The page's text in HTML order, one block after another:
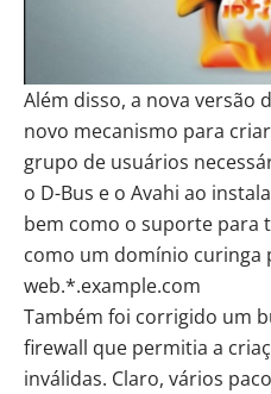
Além disso, a nova versão
novo mecanismo para
grupo de usuários
o D-Bus e o Avahi ao
bem como o suporte para
como um domínio curinga
web.*.example.com
Também foi corrigido um
firewall que permitia a
inválidas. Claro, vários